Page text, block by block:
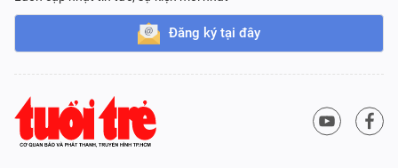
Đăng ký tại đây